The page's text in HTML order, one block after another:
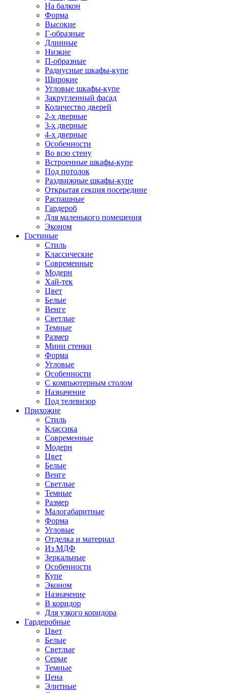
На балкон
Форма
Высокие
Г-образные
Длинные
Низкие
П-образные
Радиусные шкафы-купе
Широкие
Угловые шкафы-купе
Закругленный фасад
Количество дверей
2-х дверные
3-х дверные
4-х дверные
Особенности
Во всю стену
Встроенные шкафы-купе
Под потолок
Раздвижные шкафы-купе
Открытая секция посередине
Распашные
Гардероб
Для маленького помещения
Эконом
Гостиные
Стиль
Классические
Современные
Модерн
Хай-тек
Цвет
Белые
Венге
Светлые
Темные
Размер
Мини стенки
Форма
Угловые
Особенности
С компьютерным столом
Назначение
Под телевизор
Прихожие
Стиль
Классика
Современные
Модерн
Цвет
Белые
Венге
Светлые
Темные
Размер
Малогабаритные
Форма
Угловые
Отделка и материал
Из МДФ
Зеркальные
Особенности
Купе
Эконом
Назначение
В коридор
Для узкого коридора
Гардеробные
Цвет
Белые
Светлые
Серые
Темные
Цена
Элитные